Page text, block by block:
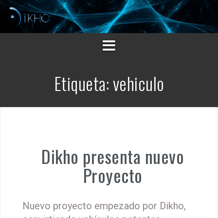
Saltar
contenido
Etiqueta:vehiculo
Dikho presenta nuevo
Proyecto
Nuevo proyecto empezado por Dikho,